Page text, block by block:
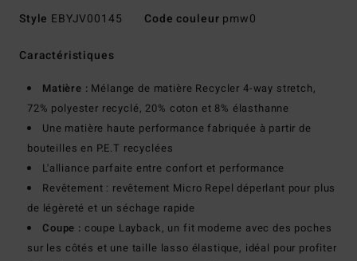
Style EBYJV00145 Code couleur pmw0
Caractéristiques
Matière : Mélange de matière Recycler 4-way stretch,
72% polyester recyclé, 20% coton et 8% élasthanne
Une matière haute performance fabriquée à partir de
bouteilles en P.E.T recyclées
L'alliance parfaite entre confort et performance
Revêtement : revêtement Micro Repel déperlant pour plus
de légèreté et un séchage rapide
Coupe : coupe Layback, un fit moderne avec des poches
sur les côtés et une taille lasso élastique, idéal pour profiter